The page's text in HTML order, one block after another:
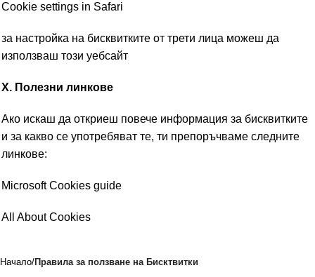
Начало Правила за ползване на Бисктвитки
Cookie settings in Safari
за настройка на бисквитките от трети лица можеш да
използваш този уебсайт
X. Полезни линкове
Ако искаш да откриеш повече информация за бисквитките
и за какво се употребяват те, ти препоръчваме следните
линкове:
Microsoft Cookies guide
All About Cookies